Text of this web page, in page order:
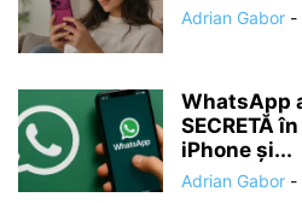
Adrian Gabor -
WhatsApp
SECRETĂ
iPhone și...
Adrian Gabor -